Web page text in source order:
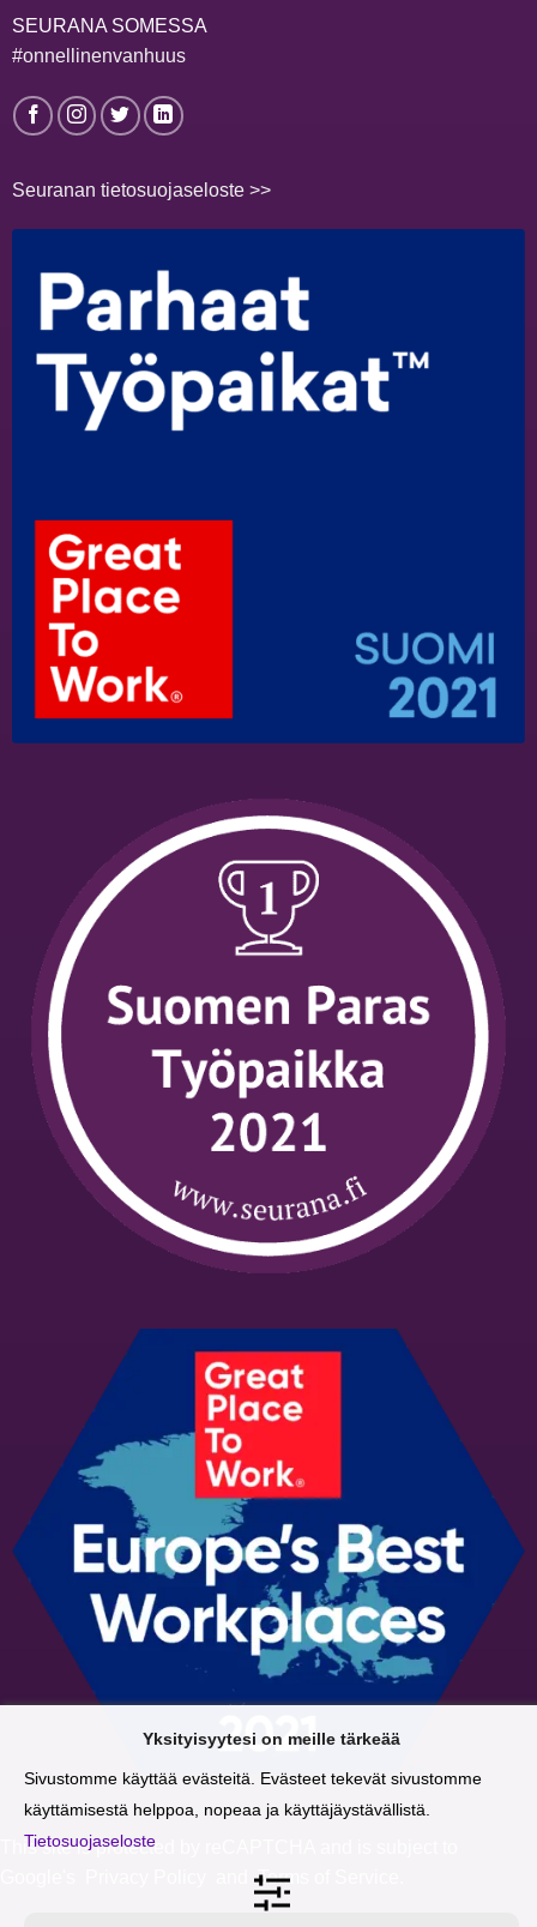
SEURANA SOMESSA
#onnellinenvanhuus
Seuranan tietosuojaseloste >>
This site is protected by reCAPTCHA and is subject to
andTerms of Service
Yksityisyytesi on meille tärkeää
Sivustomme käyttää evästeitä. Evästeet tekevät sivustomme
käyttämisestä helppoa, nopeaa ja käyttäjäystävällistä.
Tietosuojaseloste